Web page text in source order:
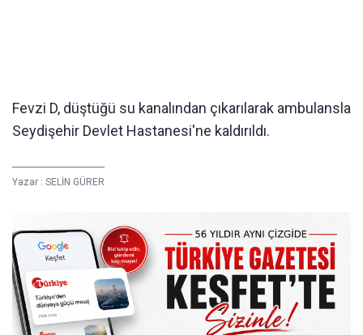
Fevzi D, düştüğü su kanalından çıkarılarak ambulansla
Seydişehir Devlet Hastanesi'ne kaldırıldı.
Yazar : SELİN GÜRER